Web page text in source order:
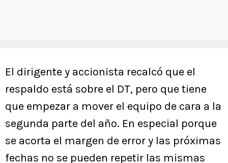
El dirigente y accionista recalcó que el
respaldo está sobre el DT, pero que tiene
que empezar a mover el equipo de cara a la
segunda parte del año. En especial porque
se acorta el margen de error y las próximas
fechas no se pueden repetir las mismas